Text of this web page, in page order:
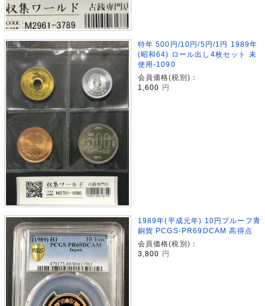
特年 500円/10円/5円/1円 1989年
(昭和64) ロール出し4枚セット 未
使用-1090
会員価格(税別)：
1,600 円
1989年(平成元年) 10円プルーフ青
銅貨 PCGS-PR69DCAM 高得点
会員価格(税別)：
3,800
円